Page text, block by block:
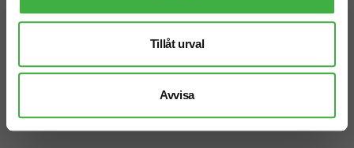
Tillåt urval
Avvisa
Vi hjälper dig gärna!